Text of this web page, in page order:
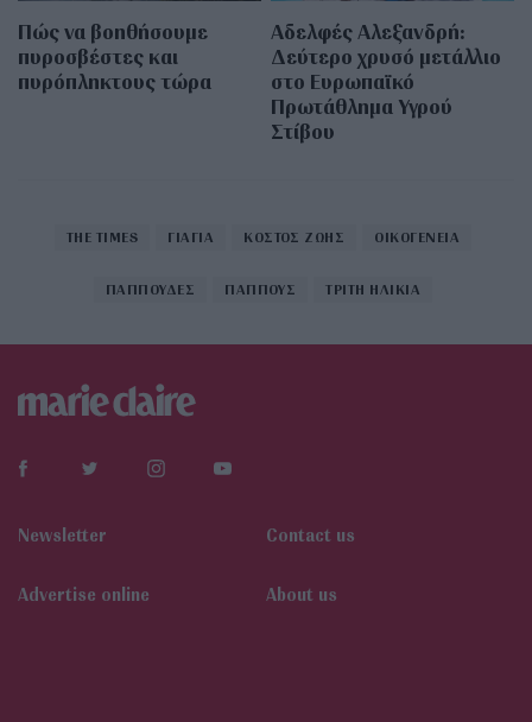
Πώς να βοηθήσουμε
πυροσβέστες και
πυρόπληκτους τώρα
Αδελφές Αλεξανδρή:
Δεύτερο χρυσό μετάλλιο
στο Ευρωπαϊκό
Πρωτάθλημα Υγρού
Στίβου
THE TIMES ΓΙΑΓΙΑ ΚΟΣΤΟΣ ΖΩΗΣ ΟΙΚΟΓΕΝΕΙΑ
ΠΑΠΠΟΥΔΕΣ ΠΑΠΠΟΥΣ ΤΡΙΤΗ ΗΛΙΚΙΑ
Newsletter Contact us
Αdvertise online About us